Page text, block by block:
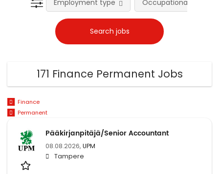
Employment type Occupational fields
171 Finance Permanent Jobs
Finance
Permanent
Pääkirjanpitäjä/Senior Accountant
08.08.2026, UPM
Tampere